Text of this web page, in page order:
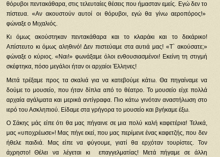
θόρυβοι πεντακάθαρα, στις τελευταίες θέσεις που ήμασταν εμείς. Εγώ δεν το
πίστευα. «Αν ακουστούν αυτοί οι θόρυβοι, εγώ θα γίνω αεροπόρος!»
φώναξε ο Μιχαλιός.
Κι όμως ακούστηκαν πεντακάθαρα και το κλαράκι και το δεκάρικο!
Απίστευτο κι όμως αληθινό! Δεν πιστεύαμε στα αυτιά μας! «Τ` ακούσατε;»
φώναξε ο κύριος. «Ναι!» φωνάξαμε όλοι ενθουσιασμένοι! Εκείνη τη στιγμή
σκέφτηκα, πόσο μεγάλοι ήταν οι αρχαίοι Έλληνες!
Μετά τρέξαμε προς τα σκαλιά για να κατεβούμε κάτω. Θα πηγαίναμε να
δούμε το μουσείο, που ήταν δίπλα από το θέατρο. Το μουσείο είχε πολλά
αρχαία αγάλματα και μερικά αντίγραφα. Πιο κάτω γινόταν αναστήλωση στο
ιερό του Ασκληπιού. Είδαμε στα γρήγορα το μουσείο και βγήκαμε έξω.
Ο Σάκης μάς είπε ότι θα μας πήγαινε σε μια πολύ καλή καφετέρια! Τελικά,
μας «υποχρέωσε»! Μας πήγε εκεί, που μας περίμενε ένας καφετζής, που δεν
ήθελε παιδιά. Μας είπε να φύγουμε, γιατί θα ερχόταν τουρίστες. Τον
άχρηστο! Θέλει να λέγεται κι επαγγελματίας! Μετά πήγαμε σε άλλη